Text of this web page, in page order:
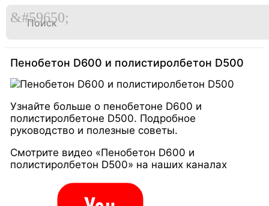
Перейти
Пенобетон D600 и полистиролбетон D500
Узнайте больше о пенобетоне D600 и
полистиролбетоне D500. Подробное
руководство и полезные советы.
Смотрите видео «Пенобетон D600 и
полистиролбетон D500» на наших каналах